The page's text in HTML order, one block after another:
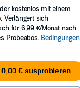
something she
world.
kostenlos mit einem
Verlängert sich
für 6,99 €/Monat nach
Probeabos. Bedingungen
€ ausprobieren